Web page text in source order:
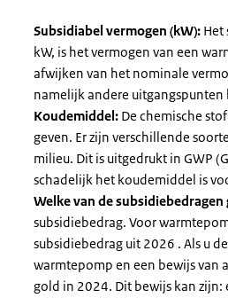
Subsidiabel vermogen (kW): Het
kW, is het vermogen van een
afwijken van het nominale
namelijk andere
Koudemiddel: De chemische
geven. Er zijn verschillende
milieu. Dit is uitgedrukt in GWP
schadelijk het koudemiddel is
Welke van de subsidiebedragen
subsidiebedrag. Voor
subsidiebedrag uit 2026 . Als u
warmtepomp en een bewijs van
gold in 2024. Dit bewijs kan